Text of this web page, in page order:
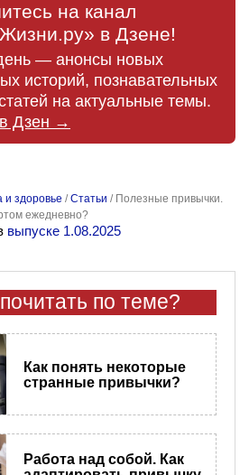
на канал
в Дзене!
— анонсы новых
историй, познавательных
на актуальные темы.
Дзен →
и здоровье /Статьи / Полезные привычки.
ежедневно?
выпуске 1.08.2025
по теме?
Как понять некоторые
странные привычки?
Работа над собой. Как